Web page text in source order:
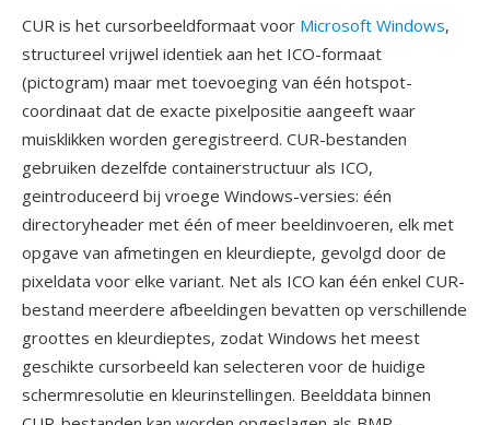
CUR is het cursorbeeldformaat voor Microsoft Windows,
structureel vrijwel identiek aan het ICO-formaat
(pictogram) maar met toevoeging van één hotspot-
coordinaat dat de exacte pixelpositie aangeeft waar
muisklikken worden geregistreerd. CUR-bestanden
gebruiken dezelfde containerstructuur als ICO,
geintroduceerd bij vroege Windows-versies: één
directoryheader met één of meer beeldinvoeren, elk met
opgave van afmetingen en kleurdiepte, gevolgd door de
pixeldata voor elke variant. Net als ICO kan één enkel CUR-
bestand meerdere afbeeldingen bevatten op verschillende
groottes en kleurdieptes, zodat Windows het meest
geschikte cursorbeeld kan selecteren voor de huidige
schermresolutie en kleurinstellingen. Beelddata binnen